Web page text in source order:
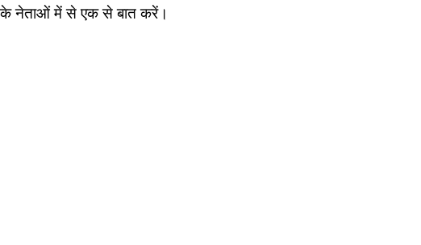
के नेताओं में से एक से बात करें।